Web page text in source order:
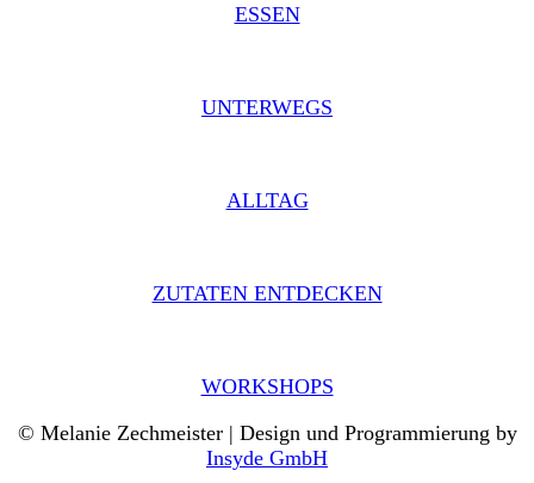
ESSEN
UNTERWEGS
ALLTAG
ZUTATEN ENTDECKEN
WORKSHOPS
© Melanie Zechmeister | Design und Programmierung by
Insyde GmbH